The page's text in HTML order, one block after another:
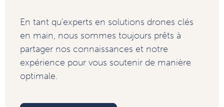
En tant qu'experts en solutions drones clés
en main, nous sommes toujours prêts à
partager nos connaissances et notre
expérience pour vous soutenir de manière
optimale.